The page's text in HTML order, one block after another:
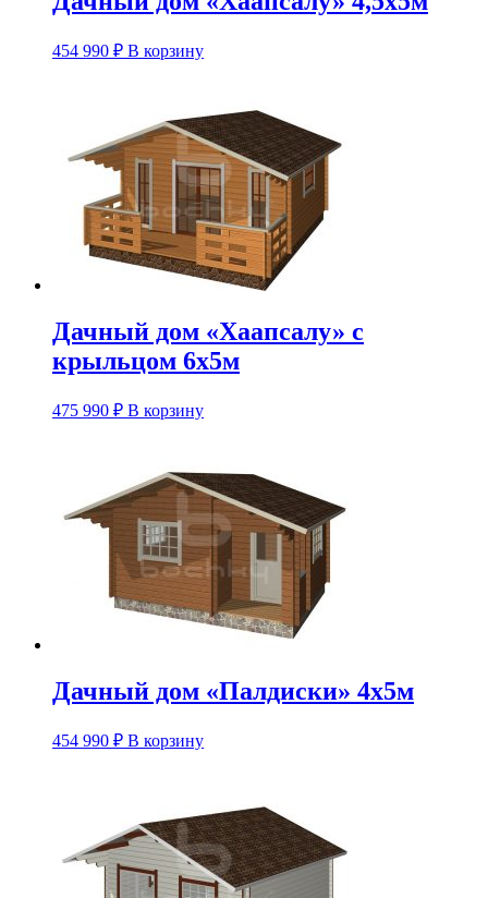
454 990 ₽ В корзину
Дачный дом «Хаапсалу» с
крыльцом 6х5м
475 990 ₽ В корзину
Дачный дом «Палдиски» 4х5м
454 990 ₽ В корзину